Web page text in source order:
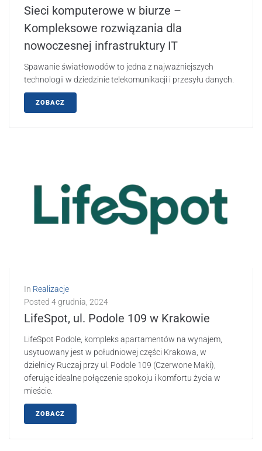
Sieci komputerowe w biurze –
Kompleksowe rozwiązania dla
nowoczesnej infrastruktury IT
Spawanie światłowodów to jedna z najważniejszych
technologii w dziedzinie telekomunikacji i przesyłu danych.
ZOBACZ
In Realizacje
Posted 4 grudnia, 2024
LifeSpot, ul. Podole 109 w Krakowie
LifeSpot Podole, kompleks apartamentów na wynajem,
usytuowany jest w południowej części Krakowa, w
dzielnicy Ruczaj przy ul. Podole 109 (Czerwone Maki),
oferując idealne połączenie spokoju i komfortu życia w
mieście.
ZOBACZ